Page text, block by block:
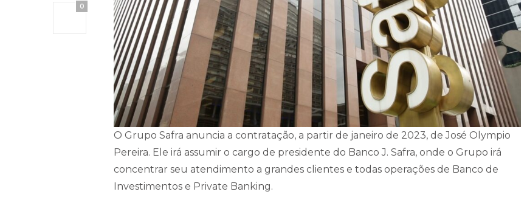
0
O Grupo Safra anuncia a contratação, a partir de janeiro de 2023, de José Olympio
Pereira. Ele irá assumir o cargo de presidente do Banco J. Safra, onde o Grupo irá
concentrar seu atendimento a grandes clientes e todas operações de Banco de
Investimentos e Private Banking.